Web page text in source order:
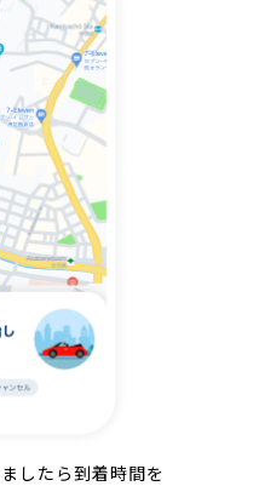
したら到着時間を